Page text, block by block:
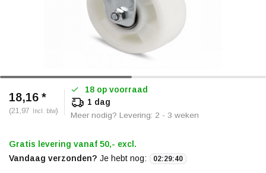
18,16 *
(21,97 Incl. btw)
18 op voorraad
1 dag
Meer nodig? Levering: 2 - 3 weken
Gratis levering vanaf 50,- excl.
Vandaag verzonden? Je hebt nog: 02:29:40